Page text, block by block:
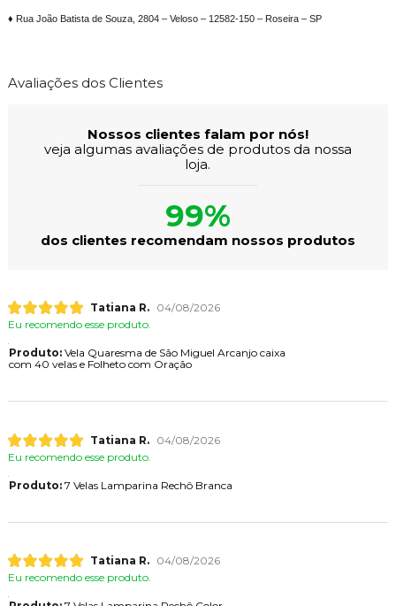
♦ Rua João Batista de Souza, 2804 – Veloso – 12582-150 – Roseira – SP
Avaliações dos Clientes
Nossos clientes falam por nós!
veja algumas avaliações de produtos da nossa
loja.
99%
dos clientes recomendam nossos produtos
Tatiana R.
04/08/2026
Eu recomendo esse produto.
Produto:Vela Quaresma de São Miguel Arcanjo caixa
com 40 velas e Folheto com Oração
Tatiana R.
04/08/2026
Eu recomendo esse produto.
Produto:7 Velas Lamparina Rechô Branca
Tatiana R.
04/08/2026
Eu recomendo esse produto.